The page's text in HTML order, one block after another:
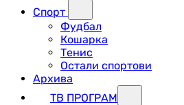
Спорт
Фудбал
Кошарка
Тенис
Остали спортови
Архива
ТВ ПРОГРАМ